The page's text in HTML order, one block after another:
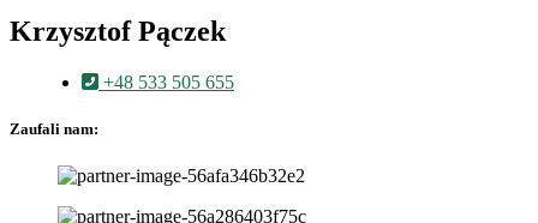
Krzysztof Pączek
+48 533 505 655
Zaufali nam: